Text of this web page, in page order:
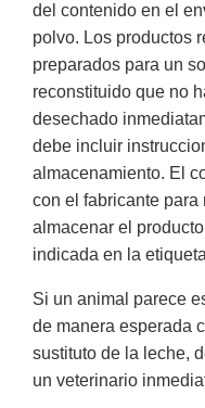
del contenido en el
polvo. Los productos
preparados para un
reconstituido que no
desechado
debe incluir
almacenamiento. El
con el fabricante
almacenar el
indicada en la
Si un animal parece
de manera esperada
sustituto de la leche,
un veterinario